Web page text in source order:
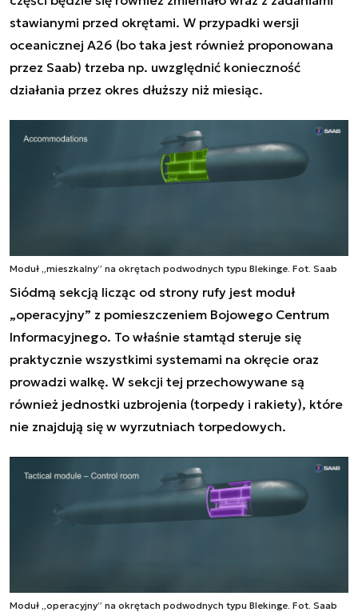
stawianymi przed okrętami. W przypadki wersji
oceanicznej A26 (bo taka jest również proponowana
przez Saab) trzeba np. uwzględnić konieczność
działania przez okres dłuższy niż miesiąc.
Moduł „mieszkalny” na okrętach podwodnych typu Blekinge. Fot. Saab
Siódmą sekcją licząc od strony rufy jest moduł
„operacyjny” z pomieszczeniem Bojowego Centrum
Informacyjnego. To właśnie stamtąd steruje się
praktycznie wszystkimi systemami na okręcie oraz
prowadzi walkę. W sekcji tej przechowywane są
również jednostki uzbrojenia (torpedy i rakiety), które
nie znajdują się w wyrzutniach torpedowych.
Moduł „operacyjny” na okrętach podwodnych typu Blekinge. Fot. Saab